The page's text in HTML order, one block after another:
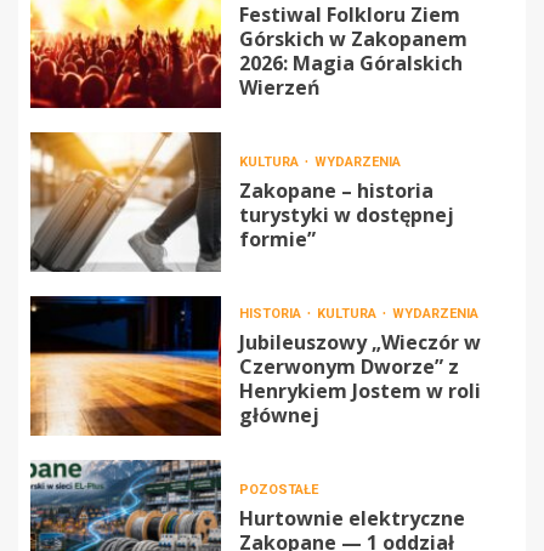
Festiwal Folkloru Ziem
Górskich w Zakopanem
2026: Magia Góralskich
Wierzeń
KULTURA WYDARZENIA
Zakopane – historia
turystyki w dostępnej
formie”
HISTORIA KULTURA WYDARZENIA
Jubileuszowy „Wieczór w
Czerwonym Dworze” z
Henrykiem Jostem w roli
głównej
POZOSTAŁE
Hurtownie elektryczne
Zakopane — 1 oddział